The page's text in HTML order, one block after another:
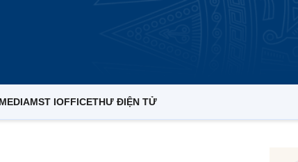
MST IOFFICETHƯ ĐIỆN TỬ